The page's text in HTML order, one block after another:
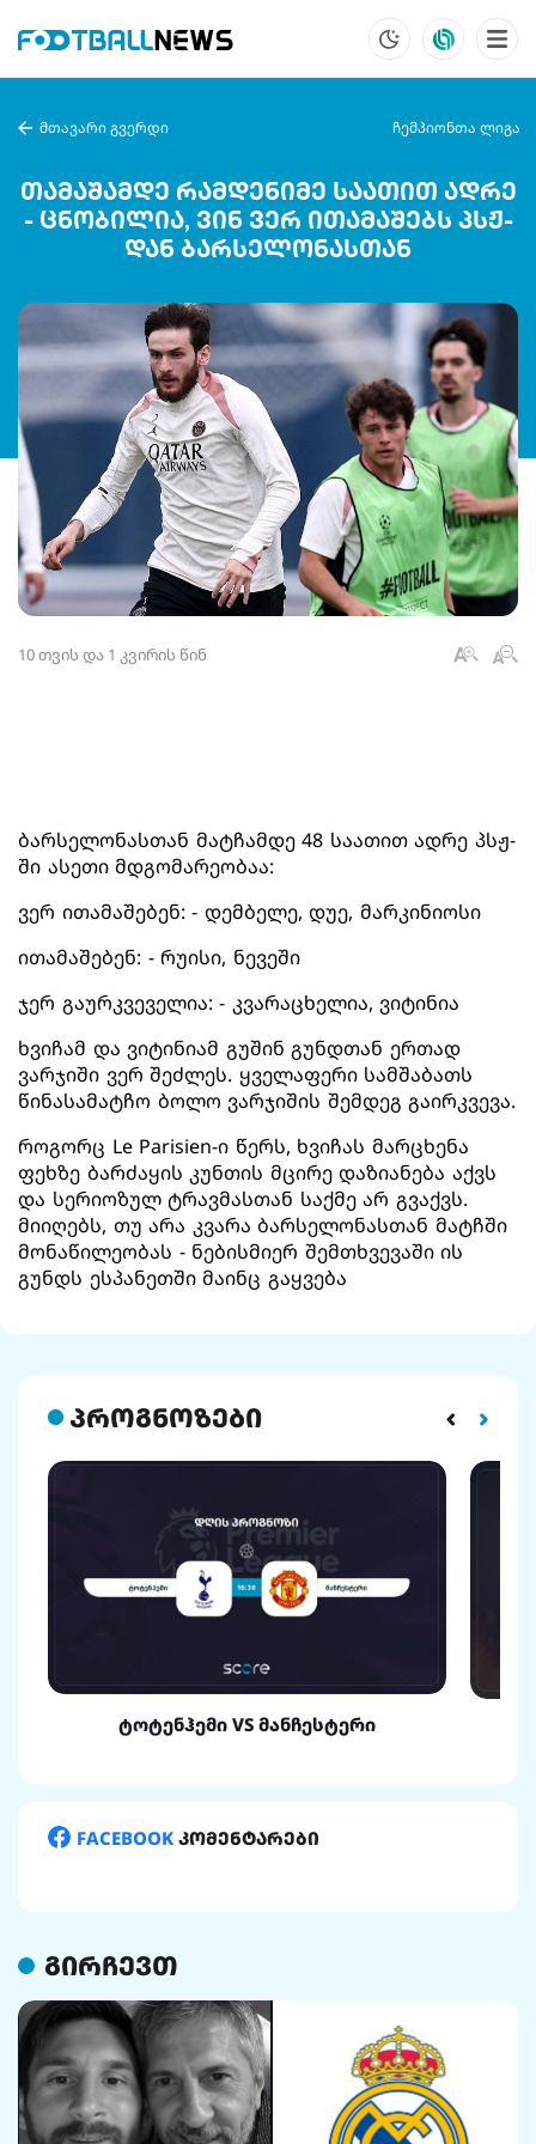
მთავარი გვერდი ჩემპიონთა ლიგა
თამაშამდე რამდენიმე საათით ადრე
- ცნობილია, ვინ ვერ ითამაშებს პსჟ-
დან ბარსელონასთან
10 თვის და 1 კვირის წინ
ბარსელონასთან მატჩამდე 48 საათით ადრე პსჟ-
ში ასეთი მდგომარეობაა:
ვერ ითამაშებენ: - დემბელე, დუე, მარკინიოსი
ითამაშებენ: - რუისი, ნევეში
ჯერ გაურკვეველია: - კვარაცხელია, ვიტინია
ხვიჩამ და ვიტინიამ გუშინ გუნდთან ერთად
ვარჯიში ვერ შეძლეს. ყველაფერი სამშაბათს
წინასამატჩო ბოლო ვარჯიშის შემდეგ გაირკვევა.
როგორც Le Parisien-ი წერს, ხვიჩას მარცხენა
ფეხზე ბარძაყის კუნთის მცირე დაზიანება აქვს
და სერიოზულ ტრავმასთან საქმე არ გვაქვს.
მიიღებს, თუ არა კვარა ბარსელონასთან მატჩში
მონაწილეობას - ნებისმიერ შემთხვევაში ის
გუნდს ესპანეთში მაინც გაყვება
პროგნოზები
ტოტენჰემი VS მანჩესტერი
FACEBOOK კომენტარები
გირჩევთ